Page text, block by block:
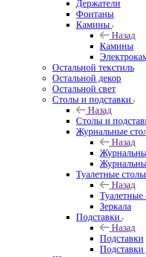
Держатели
Фонтаны
Камины
Назад
Камины
Остальной текстиль
Остальной декор
Остальной свет
Столы и подставки
Назад
Столы и
Журнальные
Назад
Туалетные
Назад
Зеркала
Подставки
Назад
Подставки
Подставки